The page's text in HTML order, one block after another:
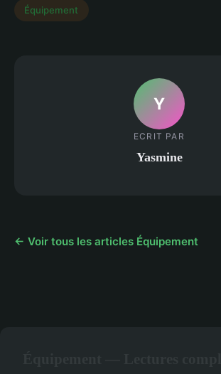
Équipement
Y
ECRIT PAR
Yasmine
← Voir tous les articles Équipement